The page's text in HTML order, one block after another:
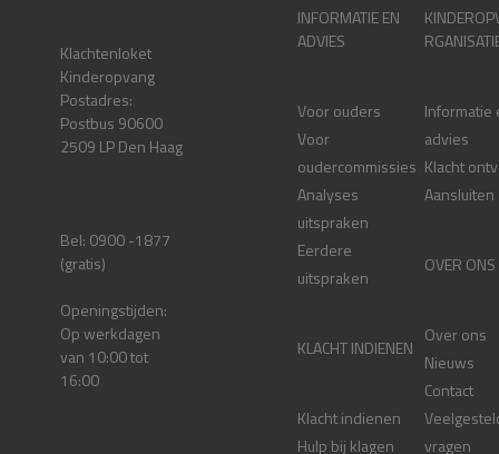
Klachtenloket
Kinderopvang
Postadres:
Postbus 90600
2509 LP Den Haag
Bel: 0900 -1877
(gratis)
Openingstijden:
Op werkdagen
van 10:00 tot
16:00
INFORMATIE EN
ADVIES
Voor ouders
Voor
oudercommissies
Analyses
uitspraken
Eerdere
uitspraken
KLACHT INDIENEN
Klacht indienen
Hulp bij klagen
Informatie
advies
Klacht
Aansluiten
OVER ONS
Over ons
Nieuws
Contact
vragen